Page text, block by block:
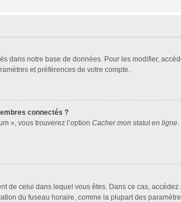
dans notre base de données. Pour les modifier,
et préférences de votre compte.
connectés ?
», vous trouverez l’option Cacher mon statut en ligne
de celui dans lequel vous êtes. Dans ce cas, accédez
du fuseau horaire, comme la plupart des